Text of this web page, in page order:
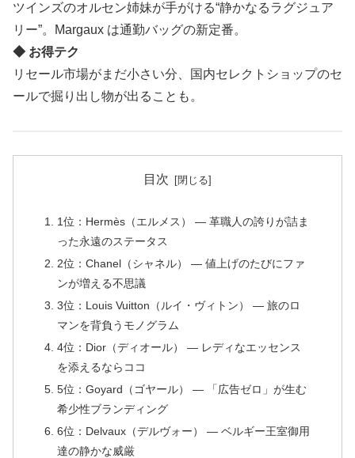
ツインズのオルセン姉妹が手がける“静かなるラグジュア
リー”。Margaux は通勤バッグの新定番。
◆ お得テク
リセール市場がまだ小さい分、国内セレクトショップのセ
ールで掘り出し物が出ることも。
目次
1位：Hermès（エルメス） ― 革職人の誇りが詰ま
った永遠のステータス
2位：Chanel（シャネル） ― 値上げのたびにファ
ンが増える不思議
3位：Louis Vuitton（ルイ・ヴィトン） ― 旅のロ
マンを背負うモノグラム
4位：Dior（ディオール） ― レディなエッセンス
を添えるならココ
5位：Goyard（ゴヤール） ― 「広告ゼロ」が生む
希少性ブランディング
6位：Delvaux（デルヴォー） ― ベルギー王室御用
達の静かな威厳